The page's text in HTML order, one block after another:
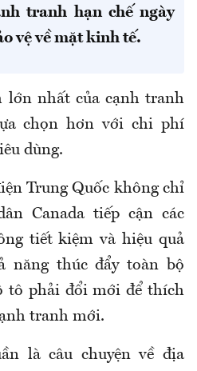
tranh hạn chế ngày
vệ về mặt kinh tế.
lớn nhất của cạnh tranh
chọn hơn với chi phí
dùng.
Trung Quốc không chỉ
Canada tiếp cận các
tiết kiệm và hiệu quả
năng thúc đẩy toàn bộ
tô phải đổi mới để thích
tranh mới.
là câu chuyện về địa